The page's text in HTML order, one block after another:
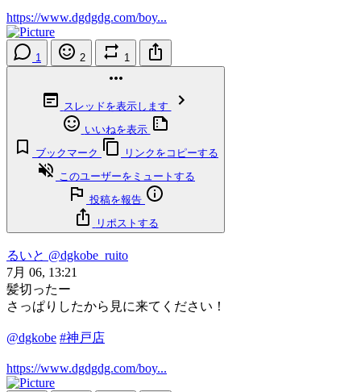
https://www.dgdgdg.com/boy...
1 2 1
スレッドを表示します
いいねを表示
ブックマーク
リンクをコピーする
このユーザーをミュートする
投稿を報告
リポストする
るいと @dgkobe_ruito
7月 06, 13:21
髪切ったー
さっぱりしたから見に来てください！
@dgkobe #神戸店
https://www.dgdgdg.com/boy...